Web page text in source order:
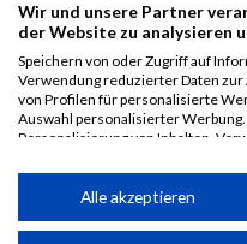
20. August 2017
Vienna Trail Run
Ergebnisse
14. August 2016
Vienna Trail Run
Ergebnisse
Wir und unsere Partner
der Website zu analysieren
Speichern von oder Zugriff auf
Verwendung reduzierter Daten
von Profilen für personalisierte
Auswahl personalisierter
Personalisierung von Inhalten.
Performance von Inhalten.
Kombinationen von Daten aus
von Inhalten.
Alle akzeptieren